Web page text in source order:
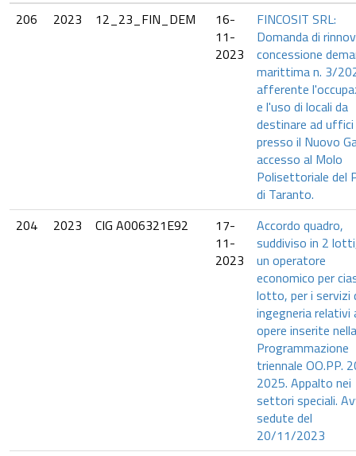
206
2023 12_23_FIN_DEM
16-
11-
2023
FINCOSIT SRL:
Domanda di
concessione
marittima n. 3/
afferente
e l'uso di locali da
destinare ad uffici
presso il Nuovo
accesso al Molo
Polisettoriale del
di Taranto.
204
2023 CIG A006321E92
17-
11-
2023
Accordo quadro,
suddiviso in 2
un operatore
economico per
lotto, per i servizi
ingegneria relativi
opere inserite nella
Programmazione
triennale OO.PP.
2025. Appalto nei
settori speciali.
sedute del
20/11/2023